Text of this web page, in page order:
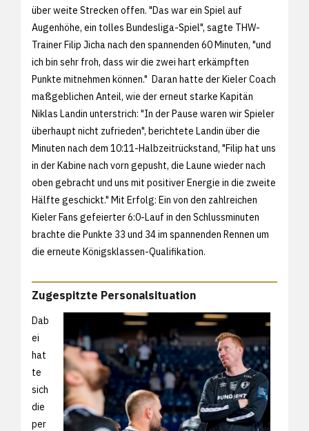
über weite Strecken offen. "Das war ein Spiel auf
Augenhöhe, ein tolles Bundesliga-Spiel", sagte THW-
Trainer Filip Jicha nach den spannenden 60 Minuten, "und
ich bin sehr froh, dass wir die zwei hart erkämpften
Punkte mitnehmen können." Daran hatte der Kieler Coach
maßgeblichen Anteil, wie der erneut starke Kapitän
Niklas Landin unterstrich: "In der Pause waren wir Spieler
überhaupt nicht zufrieden", berichtete Landin über die
Minuten nach dem 10:11-Halbzeitrückstand, "Filip hat uns
in der Kabine nach vorn gepusht, die Laune wieder nach
oben gebracht und uns mit positiver Energie in die zweite
Hälfte geschickt." Mit Erfolg: Ein von den zahlreichen
Kieler Fans gefeierter 6:0-Lauf in den Schlussminuten
brachte die Punkte 33 und 34 im spannenden Rennen um
die erneute Königsklassen-Qualifikation.
Zugespitzte Personalsituation
Dab
ei
hat
te
sich
die
per